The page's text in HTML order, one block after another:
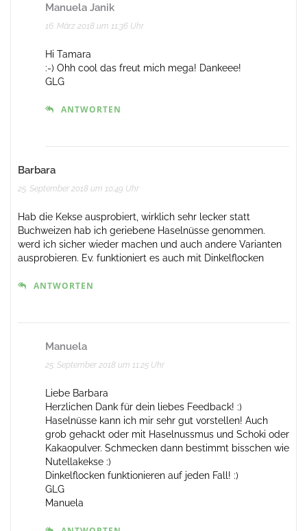
Manuela Janik
16. März 2018 um 11:36 Uhr
Hi Tamara
:-) Ohh cool das freut mich mega! Dankeee!
GLG
ANTWORTEN
Barbara
25. September 2018 um 10:49 Uhr
Hab die Kekse ausprobiert, wirklich sehr lecker statt
Buchweizen hab ich geriebene Haselnüsse genommen.
werd ich sicher wieder machen und auch andere Varianten
ausprobieren. Ev. funktioniert es auch mit Dinkelflocken
ANTWORTEN
Manuela
25. September 2018 um 11:25 Uhr
Liebe Barbara
Herzlichen Dank für dein liebes Feedback! :)
Haselnüsse kann ich mir sehr gut vorstellen! Auch
grob gehackt oder mit Haselnussmus und Schoki oder
Kakaopulver. Schmecken dann bestimmt bisschen wie
Nutellakekse :)
Dinkelflocken funktionieren auf jeden Fall! :)
GLG
Manuela